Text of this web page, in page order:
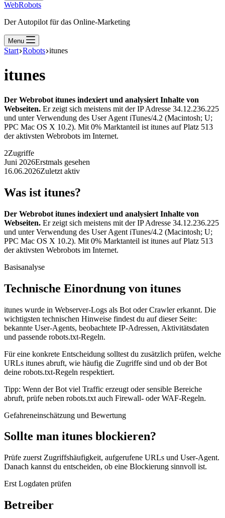
WebRobots
Der Autopilot für das Online-Marketing
Menu
Start Robots itunes
itunes
Der Webrobot itunes indexiert und analysiert Inhalte von
Webseiten. Er zeigt sich meistens mit der IP Adresse 34.12.236.225
und unter Verwendung des User Agent iTunes/4.2 (Macintosh; U;
PPC Mac OS X 10.2). Mit 0% Marktanteil ist itunes auf Platz 513
der aktivsten Webrobots im Internet.
2Zugriffe
Juni 2026Erstmals gesehen
16.06.2026Zuletzt aktiv
Was ist itunes?
Der Webrobot itunes indexiert und analysiert Inhalte von
Webseiten. Er zeigt sich meistens mit der IP Adresse 34.12.236.225
und unter Verwendung des User Agent iTunes/4.2 (Macintosh; U;
PPC Mac OS X 10.2). Mit 0% Marktanteil ist itunes auf Platz 513
der aktivsten Webrobots im Internet.
Basisanalyse
Technische Einordnung von itunes
itunes wurde in Webserver-Logs als Bot oder Crawler erkannt. Die
wichtigsten technischen Hinweise findest du auf dieser Seite:
bekannte User-Agents, beobachtete IP-Adressen, Aktivitätsdaten
und passende robots.txt-Regeln.
Für eine konkrete Entscheidung solltest du zusätzlich prüfen, welche
URLs itunes abruft, wie häufig die Zugriffe sind und ob der Bot
deine robots.txt-Regeln respektiert.
Tipp: Wenn der Bot viel Traffic erzeugt oder sensible Bereiche
abruft, prüfe neben robots.txt auch Firewall- oder WAF-Regeln.
Gefahreneinschätzung und Bewertung
Sollte man itunes blockieren?
Prüfe zuerst Zugriffshäufigkeit, aufgerufene URLs und User-Agent.
Danach kannst du entscheiden, ob eine Blockierung sinnvoll ist.
Erst Logdaten prüfen
Betreiber